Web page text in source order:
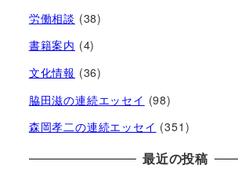
労働相談 (38)
書籍案内 (4)
文化情報 (36)
脇田滋の連続エッセイ (98)
森岡孝二の連続エッセイ (351)
最近の投稿